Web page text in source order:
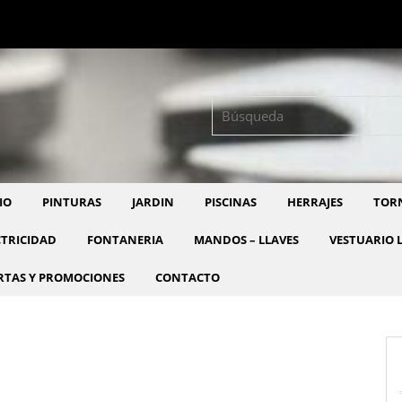
Buscar:
PINTURAS JARDIN PISCINAS HERRAJES
FONTANERIA MANDOS – LLAVES VESTUARIO
Y PROMOCIONES CONTACTO